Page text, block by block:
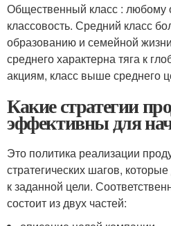
Общественный класс : любому
классовость. Средний класс
образованию и семейной
среднего характерна тяга к
акциям, класс выше среднего
Какие стратегии
эффективны для
Это политика реализации
стратегических шагов,
к заданной цели.
состоит из двух частей: